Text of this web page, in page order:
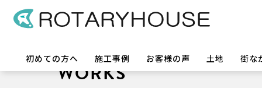
初めての方へ
施工事例 お客様の声 土地 街な
WORKS